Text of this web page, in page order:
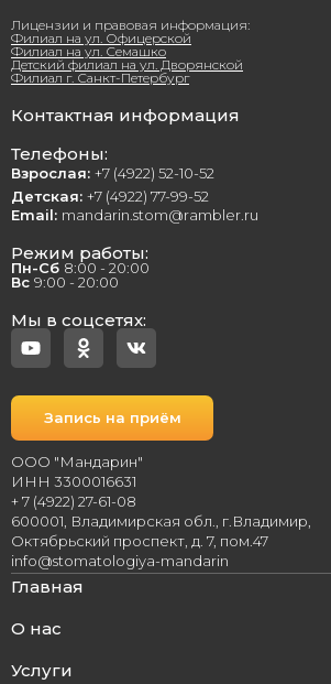
Лицензии и правовая информация:
Филиал на ул. Офицерской
Филиал на ул. Семашко
Детский филиал на ул. Дворянской
Филиал г. Санкт-Петербург
Главная
О нас
Услуги
Контактная информация
Телефоны:
Взрослая: +7 (4922) 52-10-52
Детская: +7 (4922) 77-99-52
Email: mandarin.stom@rambler.ru
Режим работы:
Пн-Сб 8:00 - 20:00
Вс 9:00 - 20:00
Мы в соцсетях:
Запись на приём
ООО "Мандарин"
ИНН 3300016631
+ 7 (4922) 27-61-08
600001, Владимирская обл., г.Владимир,
Октябрьский проспект, д. 7, пом.47
info@stomatologiya-mandarin